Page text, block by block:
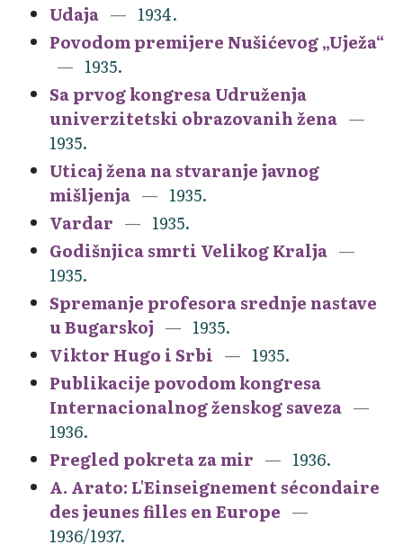
Udaja
1934.
Povodom premijere Nušićevog „Uježa“
1935.
Sa prvog kongresa Udruženja
univerzitetski obrazovanih žena
1935.
Uticaj žena na stvaranje javnog
mišljenja
1935.
Vardar
1935.
Godišnjica smrti Velikog Kralja
1935.
Spremanje profesora srednje nastave
u Bugarskoj
1935.
Viktor Hugo i Srbi
1935.
Publikacije povodom kongresa
Internacionalnog ženskog saveza
1936.
Pregled pokreta za mir
1936.
A. Arato: L'Einseignement sécondaire
des jeunes filles en Europe
1936/1937.